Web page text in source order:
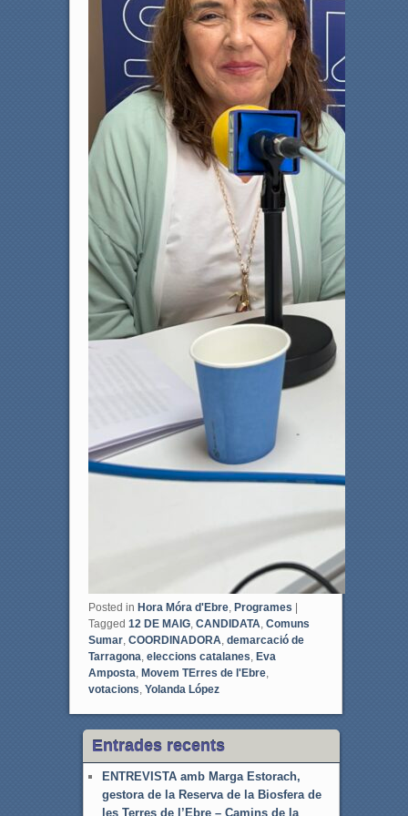
Posted in Hora Móra d'Ebre, Programes
Tagged 12 DE MAIG, CANDIDATA, Comuns
Sumar, COORDINADORA, demarcació de
Tarragona, eleccions catalanes, Eva
Amposta, Movem TErres de l'Ebre,
votacions, Yolanda López
Entrades recents
ENTREVISTA amb Marga Estorach,
gestora de la Reserva de la Biosfera de
les Terres de l’Ebre – Camins de la